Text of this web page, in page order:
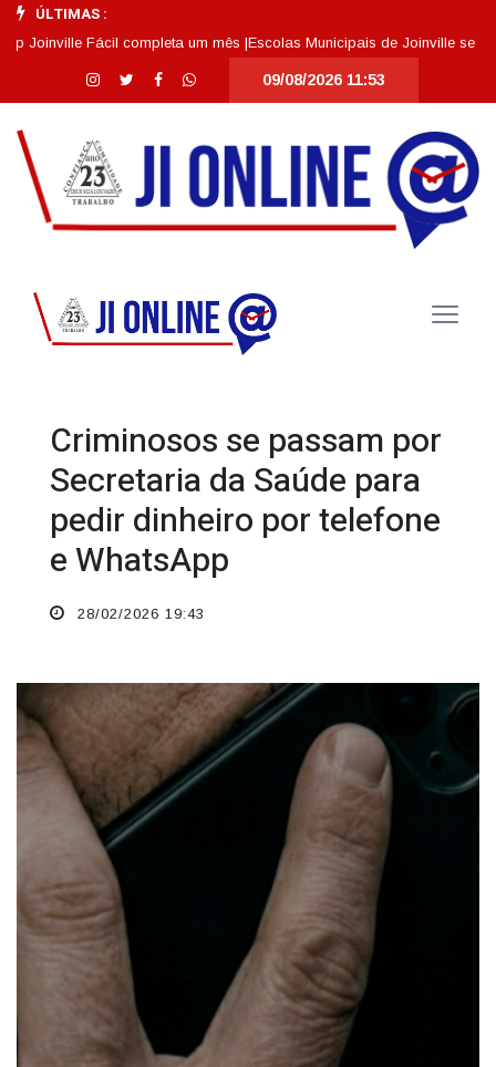
ÚLTIMAS :
Fácil completa um mês | Escolas Municipais de Joinville se
09/08/2026 11:53
Criminosos se passam por
Secretaria da Saúde para
pedir dinheiro por telefone
e WhatsApp
28/02/2026 19:43